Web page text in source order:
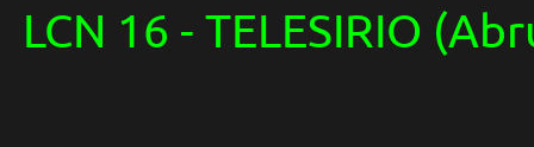
LCN 16 - TELESIRIO